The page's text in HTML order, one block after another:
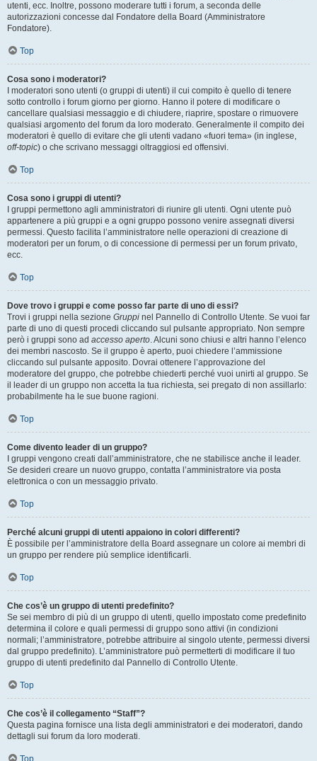
utenti, ecc. Inoltre, possono moderare tutti i forum, a seconda delle
autorizzazioni concesse dal Fondatore della Board (Amministratore
Fondatore).
Top
Cosa sono i moderatori?
I moderatori sono utenti (o gruppi di utenti) il cui compito è quello di tenere
sotto controllo i forum giorno per giorno. Hanno il potere di modificare o
cancellare qualsiasi messaggio e di chiudere, riaprire, spostare o rimuovere
qualsiasi argomento del forum da loro moderato. Generalmente il compito dei
moderatori è quello di evitare che gli utenti vadano «fuori tema» (in inglese,
off-topic) o che scrivano messaggi oltraggiosi ed offensivi.
Top
Cosa sono i gruppi di utenti?
I gruppi permettono agli amministratori di riunire gli utenti. Ogni utente può
appartenere a più gruppi e a ogni gruppo possono venire assegnati diversi
permessi. Questo facilita l’amministratore nelle operazioni di creazione di
moderatori per un forum, o di concessione di permessi per un forum privato,
ecc.
Top
Dove trovo i gruppi e come posso far parte di uno di essi?
Trovi i gruppi nella sezione Gruppi nel Pannello di Controllo Utente. Se vuoi far
parte di uno di questi procedi cliccando sul pulsante appropriato. Non sempre
però i gruppi sono ad accesso aperto. Alcuni sono chiusi e altri hanno l’elenco
dei membri nascosto. Se il gruppo è aperto, puoi chiedere l’ammissione
cliccando sul pulsante apposito. Dovrai ottenere l’approvazione del
moderatore del gruppo, che potrebbe chiederti perché vuoi unirti al gruppo. Se
il leader di un gruppo non accetta la tua richiesta, sei pregato di non assillarlo:
probabilmente ha le sue buone ragioni.
Top
Come divento leader di un gruppo?
I gruppi vengono creati dall’amministratore, che ne stabilisce anche il leader.
Se desideri creare un nuovo gruppo, contatta l’amministratore via posta
elettronica o con un messaggio privato.
Top
Perché alcuni gruppi di utenti appaiono in colori differenti?
È possibile per l’amministratore della Board assegnare un colore ai membri di
un gruppo per rendere più semplice identificarli.
Top
Che cos’è un gruppo di utenti predefinito?
Se sei membro di più di un gruppo di utenti, quello impostato come predefinito
determina il colore e quali permessi di gruppo sono attivi (in condizioni
normali; l’amministratore, potrebbe attribuire al singolo utente, permessi diversi
dal gruppo predefinito). L’amministratore può permetterti di modificare il tuo
gruppo di utenti predefinito dal Pannello di Controllo Utente.
Top
Che cos’è il collegamento “Staff”?
Questa pagina fornisce una lista degli amministratori e dei moderatori, dando
dettagli sui forum da loro moderati.
Top